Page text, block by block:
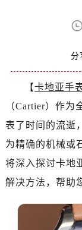
分
【卡地亚手
（Cartier）作
表了时间的流逝
为精确的机械或
将深入探讨卡地
解决方法，帮助